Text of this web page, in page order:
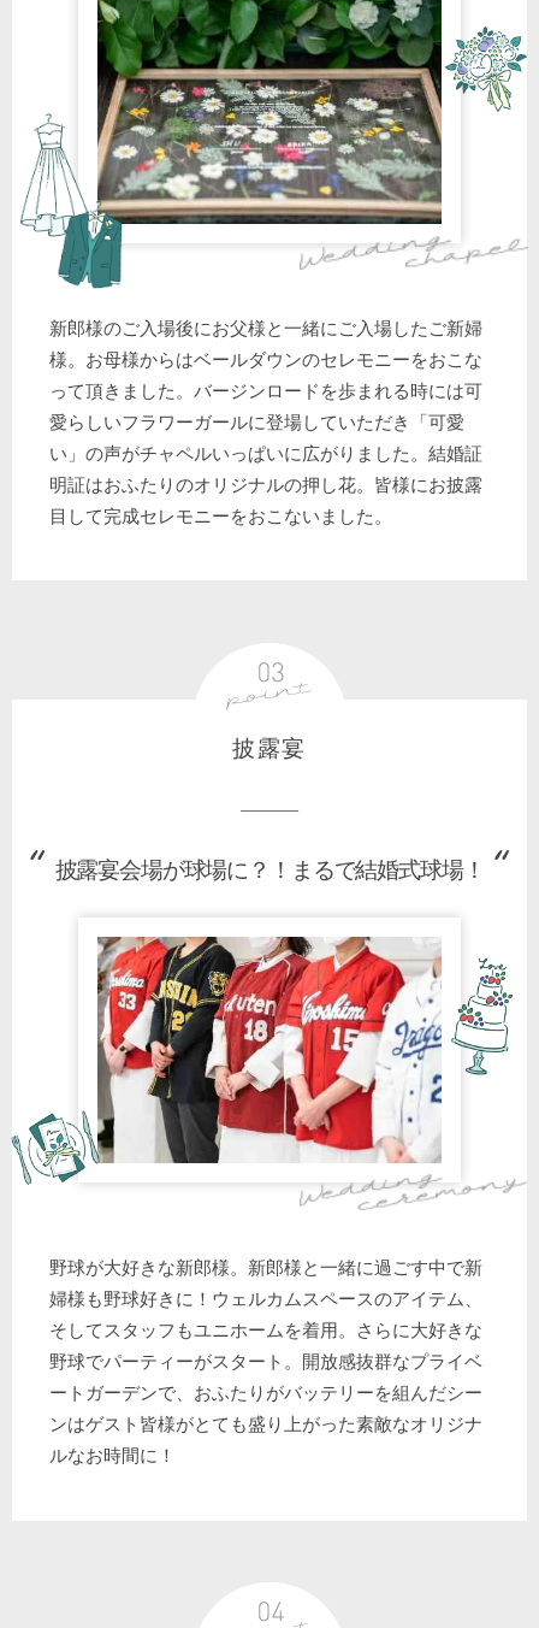
新郎様のご入場後にお父様と一緒にご入場したご新婦
様。お母様からはベールダウンのセレモニーをおこな
って頂きました。バージンロードを歩まれる時には可
愛らしいフラワーガールに登場していただき「可愛
い」の声がチャペルいっぱいに広がりました。結婚証
明証はおふたりのオリジナルの押し花。皆様にお披露
目して完成セレモニーをおこないました。
披露宴
披露宴会場が球場に？！まるで結婚式球場！
野球が大好きな新郎様。新郎様と一緒に過ごす中で新
婦様も野球好きに！ウェルカムスペースのアイテム、
そしてスタッフもユニホームを着用。さらに大好きな
野球でパーティーがスタート。開放感抜群なプライベ
ートガーデンで、おふたりがバッテリーを組んだシー
ンはゲスト皆様がとても盛り上がった素敵なオリジナ
ルなお時間に！